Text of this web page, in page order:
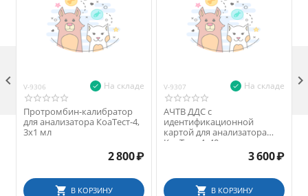
V-9306 На складе
Протромбин-калибратор
для анализатора КоаТест-4,
3х1 мл
2 800₽
В КОРЗИНУ
V-9307 На складе
АЧТВ ДДС с
идентификационной
картой для анализатора
КоаТест-4, 40 мл
3 600₽
В КОРЗИНУ
 